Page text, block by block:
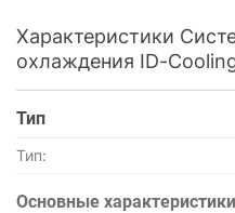
Характеристики
охлаждения ID-
Тип
Тип:
Основные характеристики